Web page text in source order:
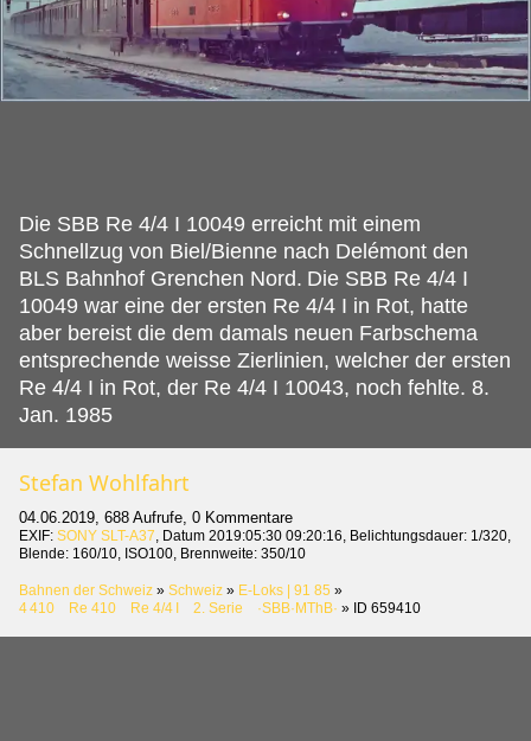
Die SBB Re 4/4 I 10049 erreicht mit einem
Schnellzug von Biel/Bienne nach Delémont den
BLS Bahnhof Grenchen Nord. Die SBB Re 4/4 I
10049 war eine der ersten Re 4/4 I in Rot, hatte
aber bereist die dem damals neuen Farbschema
entsprechende weisse Zierlinien, welcher der ersten
Re 4/4 I in Rot, der Re 4/4 I 10043, noch fehlte. 8.
Jan. 1985
Stefan Wohlfahrt
04.06.2019, 688 Aufrufe, 0 Kommentare
EXIF: SONY SLT-A37, Datum 2019:05:30 09:20:16, Belichtungsdauer: 1/320,
Blende: 160/10, ISO100, Brennweite: 350/10
Bahnen der Schweiz » Schweiz » E-Loks | 91 85 »
4 410 Re 410 Re 4/4 I 2. Serie ·SBB·MThB· » ID 659410